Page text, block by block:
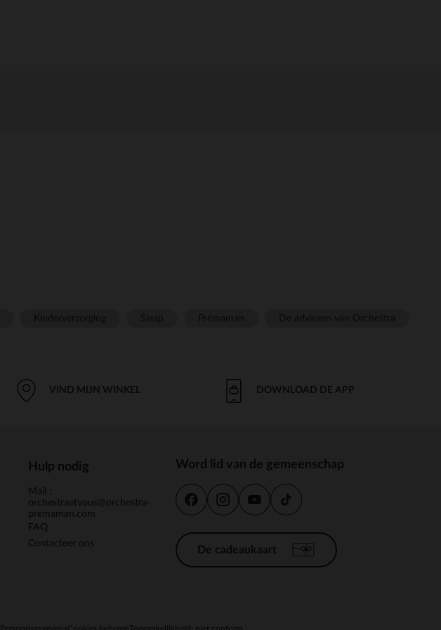
VIND MIJN WINKEL DOWNLOAD DE APP
Hulp nodig
Mail :
orchestraetvous@orchestra-
premaman.com
FAQ
Contacteer ons
Word lid van de gemeenschap
De cadeaukaart